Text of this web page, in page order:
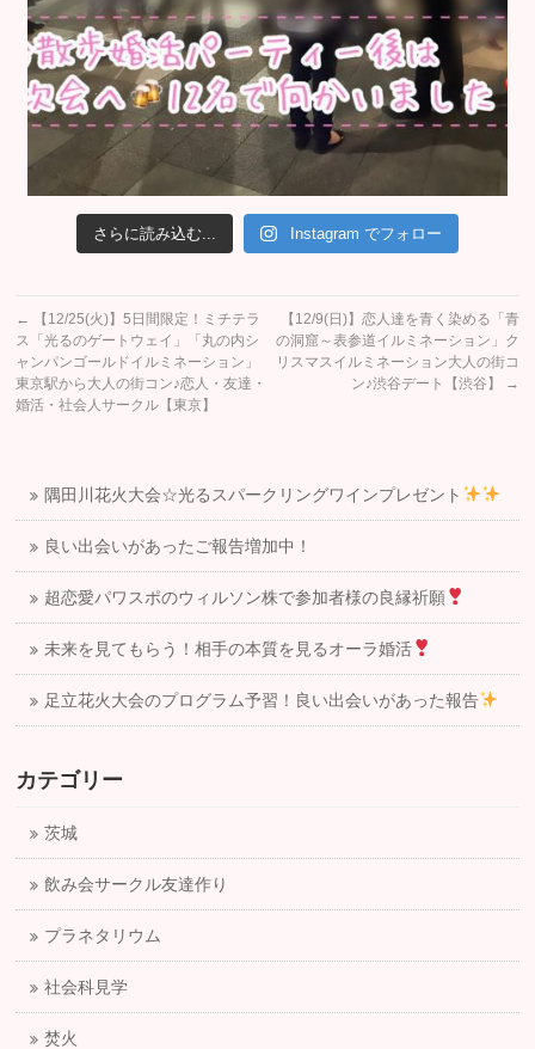
さらに読み込む... Instagram でフォロー
←
【12/25(火)】5日間限定！ミチテラ
ス「光るのゲートウェイ」「丸の内シ
ャンパンゴールドイルミネーション」
東京駅から大人の街コン♪恋人・友達・
婚活・社会人サークル【東京】
【12/9(日)】恋人達を青く染める「青
の洞窟～表参道イルミネーション」ク
リスマスイルミネーション大人の街コ
ン♪渋谷デート【渋谷】
→
隅田川花火大会☆光るスパークリングワインプレゼント
良い出会いがあったご報告増加中！
超恋愛パワスポのウィルソン株で参加者様の良縁祈願
未来を見てもらう！相手の本質を見るオーラ婚活
足立花火大会のプログラム予習！良い出会いがあった報告
カテゴリー
茨城
飲み会サークル友達作り
プラネタリウム
社会科見学
焚火